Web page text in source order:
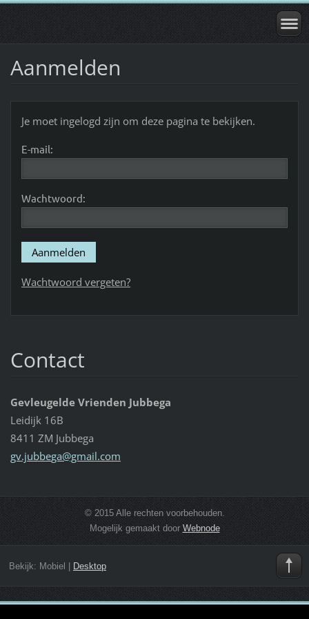
Aanmelden
Je moet ingelogd zijn om deze pagina te bekijken.
E-mail:
Wachtwoord:
Wachtwoord vergeten?
Contact
Gevleugelde Vrienden Jubbega
Leidijk 16B
8411 ZM Jubbega
gv.jubbega@gmail.com
© 2015 Alle rechten voorbehouden.
Mogelijk gemaakt door Webnode
Bekijk: Mobiel Desktop